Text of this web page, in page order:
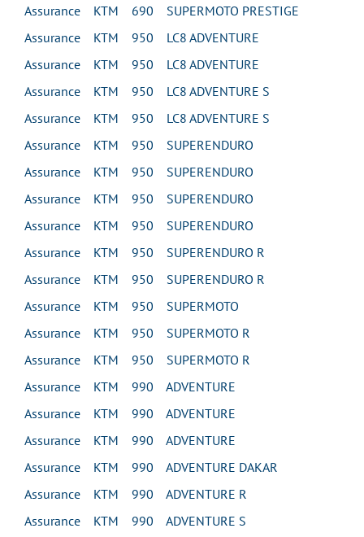
Assurance KTM 690 SUPERMOTO PRESTIGE
Assurance KTM 950 LC8 ADVENTURE
Assurance KTM 950 LC8 ADVENTURE
Assurance KTM 950 LC8 ADVENTURE S
Assurance KTM 950 LC8 ADVENTURE S
Assurance KTM 950 SUPERENDURO
Assurance KTM 950 SUPERENDURO
Assurance KTM 950 SUPERENDURO
Assurance KTM 950 SUPERENDURO
Assurance KTM 950 SUPERENDURO R
Assurance KTM 950 SUPERENDURO R
Assurance KTM 950 SUPERMOTO
Assurance KTM 950 SUPERMOTO R
Assurance KTM 950 SUPERMOTO R
Assurance KTM 990 ADVENTURE
Assurance KTM 990 ADVENTURE
Assurance KTM 990 ADVENTURE
Assurance KTM 990 ADVENTURE DAKAR
Assurance KTM 990 ADVENTURE R
Assurance KTM 990 ADVENTURE S